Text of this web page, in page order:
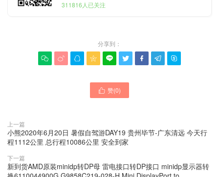
311816人已关注
分享到：
        
 赞(0)
上一篇
小熊2020年6月20日 暑假自驾游DAY19 贵州毕节-广东清远 今天行
程1112公里 总行程10086公里 安全到家
下一篇
新到货AMD原装minidp转DP母 雷电接口转DP接口 minidp显示器转